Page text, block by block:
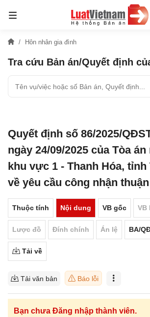
Hôn nhân gia đình
Tra cứu Bản án/Quyết định
Quyết định số 86/2025/
ngày 24/09/2025 của Tòa án
khu vực 1 - Thanh Hóa, tỉnh
về yêu cầu công nhận
Thuộc tính Nội dung VB gốc VB
Lược đồ Đính chính Án lệ BA/
Tải về
Tải văn bản Báo lỗi
Bạn chưa Đăng nhập thành viên.